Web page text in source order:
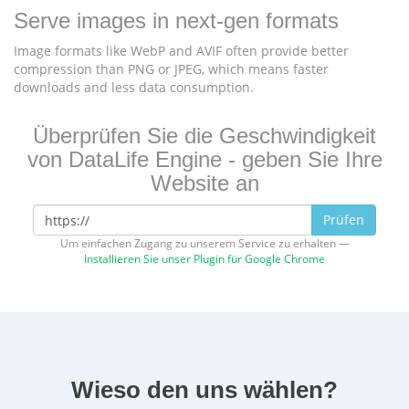
Serve images in next-gen formats
Image formats like WebP and AVIF often provide better
compression than PNG or JPEG, which means faster
downloads and less data consumption.
Überprüfen Sie die Geschwindigkeit
von DataLife Engine - geben Sie Ihre
Website an
Prüfen
Um einfachen Zugang zu unserem Service zu erhalten —
Installieren Sie unser Plugin für Google Chrome
Wieso den uns wählen?